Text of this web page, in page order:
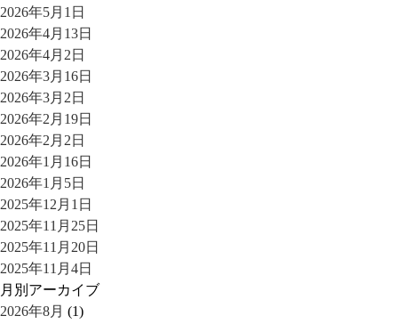
2026年5月1日
2026年4月13日
2026年4月2日
2026年3月16日
2026年3月2日
2026年2月19日
2026年2月2日
2026年1月16日
2026年1月5日
2025年12月1日
2025年11月25日
2025年11月20日
2025年11月4日
月別アーカイブ
2026年8月 (1)